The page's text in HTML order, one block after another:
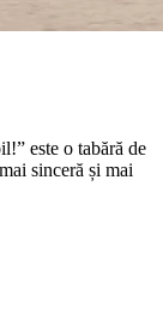
este o tabără de
sinceră și mai